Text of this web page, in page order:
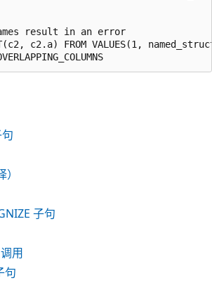
result in an error
c2.a) FROM VALUES(1,
子句
用
句